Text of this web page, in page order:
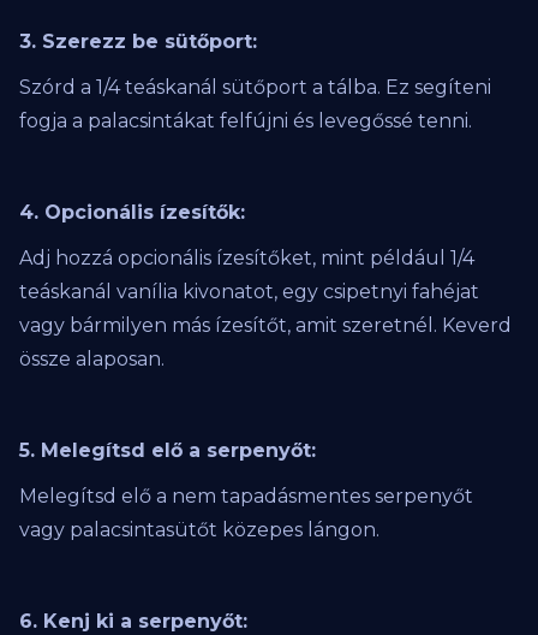
3. Szerezz be sütőport:
Szórd a 1/4 teáskanál sütőport a tálba. Ez segíteni
fogja a palacsintákat felfújni és levegőssé tenni.
4. Opcionális ízesítők:
Adj hozzá opcionális ízesítőket, mint például 1/4
teáskanál vanília kivonatot, egy csipetnyi fahéjat
vagy bármilyen más ízesítőt, amit szeretnél. Keverd
össze alaposan.
5. Melegítsd elő a serpenyőt:
Melegítsd elő a nem tapadásmentes serpenyőt
vagy palacsintasütőt közepes lángon.
6. Kenj ki a serpenyőt: